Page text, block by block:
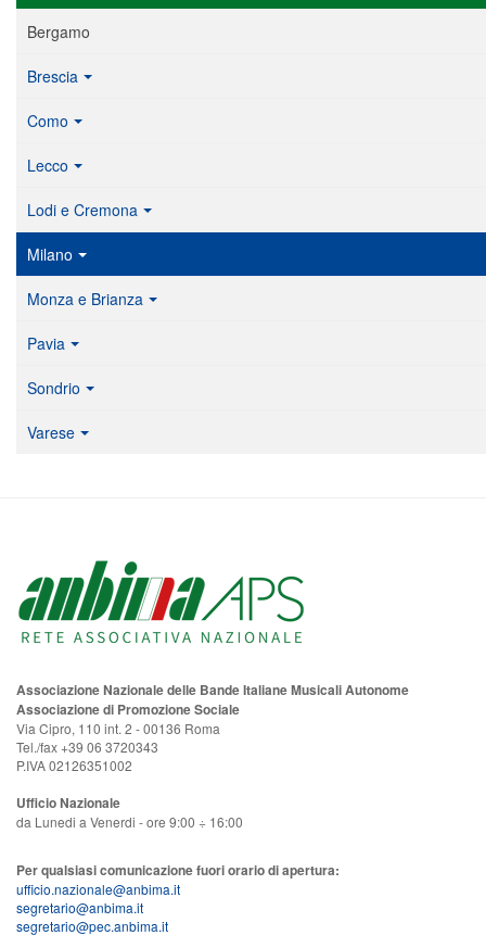
Bergamo
Brescia
Como
Lecco
Lodi e Cremona
Milano
Monza e Brianza
Pavia
Sondrio
Varese
Associazione Nazionale delle Bande Italiane Musicali Autonome
Associazione di Promozione Sociale
Via Cipro, 110 int. 2 - 00136 Roma
Tel./fax +39 06 3720343
P.IVA 02126351002
Ufficio Nazionale
da Lunedi a Venerdi - ore 9:00 ÷ 16:00
Per qualsiasi comunicazione fuori orario di apertura:
ufficio.nazionale@anbima.it
segretario@anbima.it
segretario@pec.anbima.it